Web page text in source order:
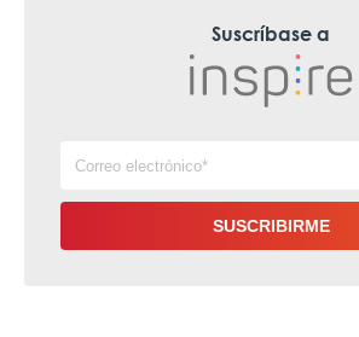
Suscríbase a